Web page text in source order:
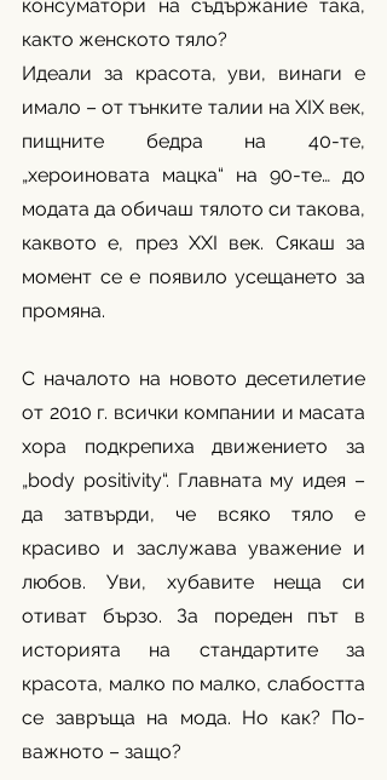
консуматори на съдържание така,
както женското тяло?
Идеали за красота, уви, винаги е
имало – от тънките талии на XIX век,
пищните бедра на 40-те,
„хероиновата мацка“ на 90-те… до
модата да обичаш тялото си такова,
каквото е, през XXI век. Сякаш за
момент се е появило усещането за
промяна.
С началото на новото десетилетие
от 2010 г. всички компании и масата
хора подкрепиха движението за
„body positivity“. Главната му идея –
да затвърди, че всяко тяло е
красиво и заслужава уважение и
любов. Уви, хубавите неща си
отиват бързо. За пореден път в
историята на стандартите за
красота, малко по малко, слабостта
се завръща на мода. Но как? По-
важното – защо?